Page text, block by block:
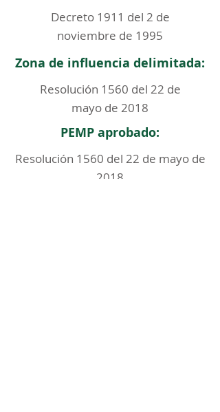
Decreto 1911 del 2 de
noviembre de 1995
Zona de influencia delimitada:
Resolución 1560 del 22 de
mayo de 2018
PEMP aprobado:
Resolución 1560 del 22 de mayo de
2018